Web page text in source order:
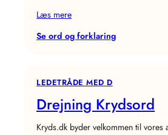
Læs mere
Se ord og forklaring:
LEDETRÅDE MED D
Drejning Krydsord
Kryds.dk byder velkommen til vores